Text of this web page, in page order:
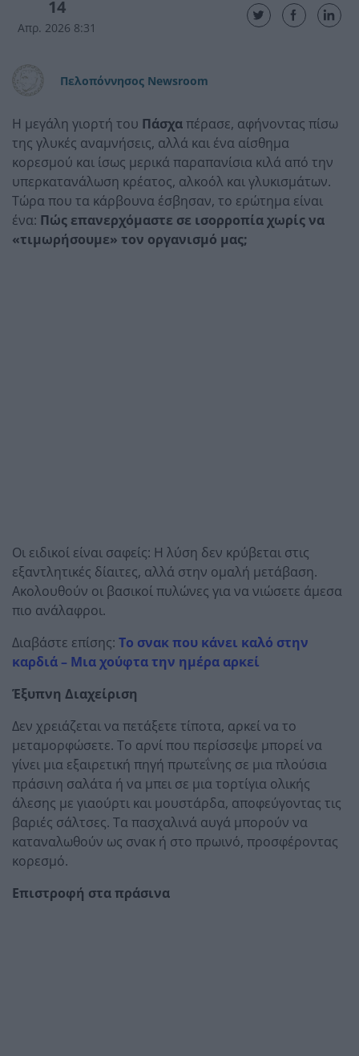
14
Απρ. 2026 8:31
Πελοπόννησος Newsroom
Η μεγάλη γιορτή του Πάσχαπέρασε, αφήνοντας πίσω
της γλυκές αναμνήσεις, αλλά και ένα αίσθημα
κορεσμού και ίσως μερικά παραπανίσια κιλά από την
υπερκατανάλωση κρέατος, αλκοόλ και γλυκισμάτων.
Τώρα που τα κάρβουνα έσβησαν, το ερώτημα είναι
ένα: Πώς επανερχόμαστε σε ισορροπία χωρίς να
«τιμωρήσουμε» τον οργανισμό μας;
Οι ειδικοί είναι σαφείς: Η λύση δεν κρύβεται στις
εξαντλητικές δίαιτες, αλλά στην ομαλή μετάβαση.
Ακολουθούν οι βασικοί πυλώνες για να νιώσετε άμεσα
πιο ανάλαφροι.
Διαβάστε επίσης: Το σνακ που κάνει καλό στην
καρδιά – Μια χούφτα την ημέρα αρκεί
Έξυπνη Διαχείριση
Δεν χρειάζεται να πετάξετε τίποτα, αρκεί να το
μεταμορφώσετε. Το αρνί που περίσσεψε μπορεί να
γίνει μια εξαιρετική πηγή πρωτεΐνης σε μια πλούσια
πράσινη σαλάτα ή να μπει σε μια τορτίγια ολικής
άλεσης με γιαούρτι και μουστάρδα, αποφεύγοντας τις
βαριές σάλτσες. Τα πασχαλινά αυγά μπορούν να
καταναλωθούν ως σνακ ή στο πρωινό, προσφέροντας
κορεσμό.
Επιστροφή στα πράσινα